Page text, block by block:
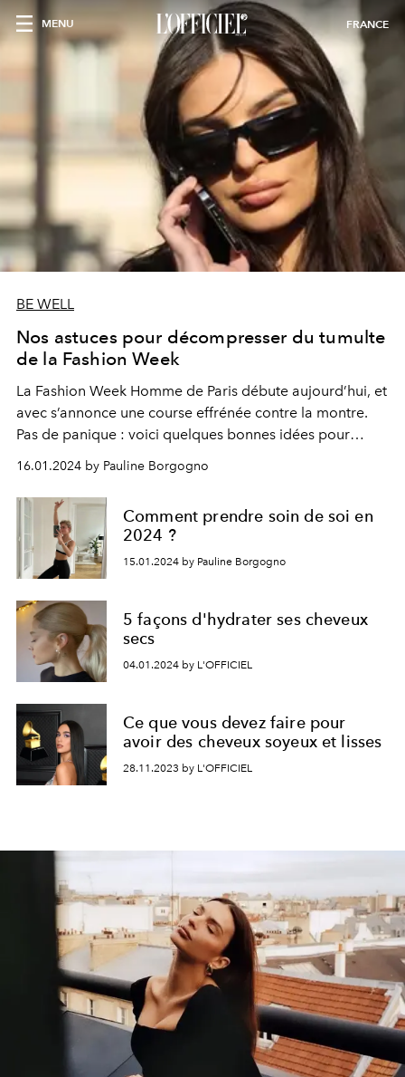
MENU FRANCE
BE WELL
Nos astuces pour décompresser du tumulte
de la Fashion Week
La Fashion Week Homme de Paris débute aujourd’hui, et
avec s’annonce une course effrénée contre la montre.
Pas de panique : voici quelques bonnes idées pour
souffler entre deux défilés.
16.01.2024 by Pauline Borgogno
Comment prendre soin de soi en
2024 ?
15.01.2024 by Pauline Borgogno
5 façons d'hydrater ses cheveux
secs
04.01.2024 by L'OFFICIEL
Ce que vous devez faire pour
avoir des cheveux soyeux et lisses
28.11.2023 by L'OFFICIEL